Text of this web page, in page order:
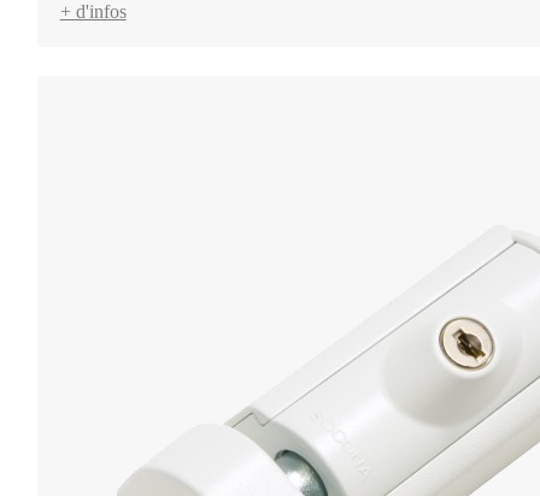
+ d'infos